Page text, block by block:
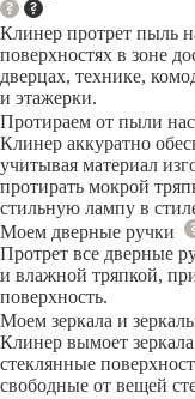
Клинер протрет пыль
поверхностях в зоне
дверцах, технике,
и этажерки.
Протираем от пыли
Клинер аккуратно
учитывая материал
протирать мокрой
стильную лампу в
Моем дверные ручки
Протрет все дверные
и влажной тряпкой,
поверхность.
Моем зеркала и
Клинер вымоет
стеклянные
свободные от вещей